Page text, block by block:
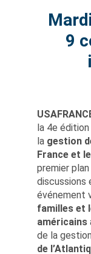
9
la 4e
la gestion
France et
premier
discussions
événement
familles et
américains
de la
de